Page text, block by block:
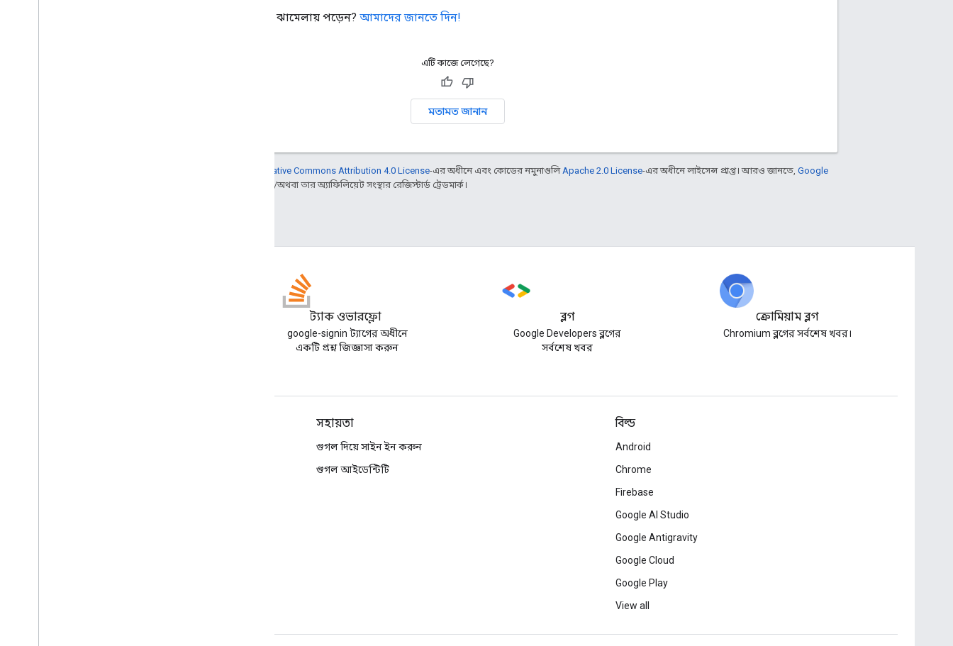
আপনি একটি ভাল অভিজ্ঞতা আছে? ঝামেলায় পড়েন? আমাদের জানতে দিন!
এটি কাজে লেগেছে?
মতামত জানান
Creative Commons Attribution 4.0 License-এর অধীনে এবং কোডের নমুনাগুলি Apache 2.0 License-এর অধীনে লাইসেন্স প্রাপ্ত। আরও জানতে, Google
দেখুন। Java হল Oracle এবং/অথবা তার অ্যাফিলিয়েট সংস্থার রেজিস্টার্ড ট্রেডমার্ক।
স্ট্যাক ওভারফ্লো
google-signin ট্যাগের অধীনে
একটি প্রশ্ন জিজ্ঞাসা করুন
ব্লগ
Google Developers ব্লগের
সর্বশেষ খবর
ক্রোমিয়াম ব্লগ
Chromium ব্লগের সর্বশেষ খবর।
সহায়তা
গুগল দিয়ে সাইন ইন করুন
গুগল আইডেন্টিটি
বিল্ড
Android
Chrome
Firebase
Google AI Studio
Google Antigravity
Google Cloud
Google Play
View all